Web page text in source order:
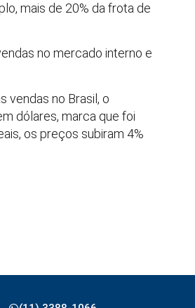
mais de 20% da frota de
no mercado interno e
vendas no Brasil, o
dólares, marca que foi
os preços subiram 4%